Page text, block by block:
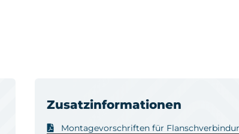
Zusatzinformationen
Montagevorschriften für